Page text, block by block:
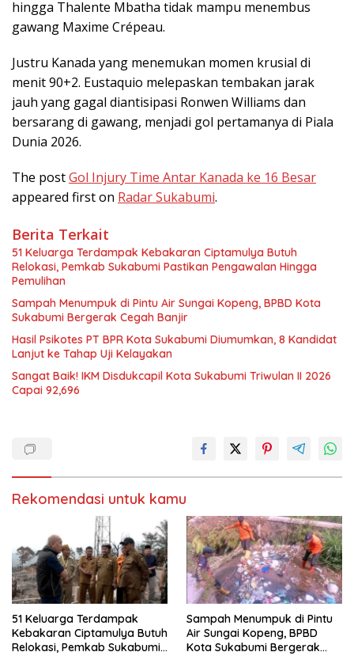
hingga Thalente Mbatha tidak mampu menembus
gawang Maxime Crépeau.
Justru Kanada yang menemukan momen krusial di
menit 90+2. Eustaquio melepaskan tembakan jarak
jauh yang gagal diantisipasi Ronwen Williams dan
bersarang di gawang, menjadi gol pertamanya di Piala
Dunia 2026.
The postGol Injury Time Antar Kanada ke 16 Besar
appeared first on Radar Sukabumi.
Berita Terkait
51 Keluarga Terdampak Kebakaran Ciptamulya Butuh
Relokasi, Pemkab Sukabumi Pastikan Pengawalan Hingga
Pemulihan
Sampah Menumpuk di Pintu Air Sungai Kopeng, BPBD Kota
Sukabumi Bergerak Cegah Banjir
Hasil Psikotes PT BPR Kota Sukabumi Diumumkan, 8 Kandidat
Lanjut ke Tahap Uji Kelayakan
Sangat Baik! IKM Disdukcapil Kota Sukabumi Triwulan II 2026
Capai 92,696
Rekomendasi untuk kamu
51 Keluarga Terdampak
Kebakaran Ciptamulya Butuh
Relokasi, Pemkab Sukabumi
Sampah Menumpuk di Pintu
Air Sungai Kopeng, BPBD
Kota Sukabumi Bergerak